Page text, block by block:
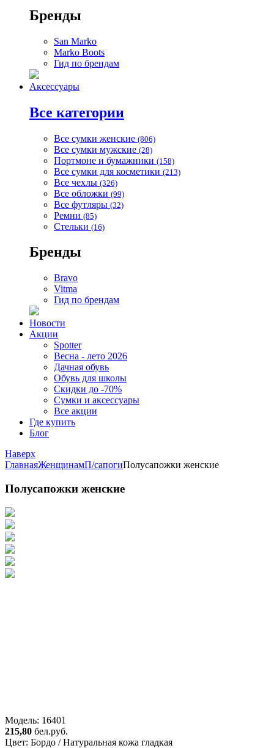
Бренды
San Marko
Marko Boots
Гид по брендам
Аксессуары
Все категории
Все сумки женские (806)
Все сумки мужские (28)
Портмоне и бумажники (158)
Все сумки для косметики (213)
Все чехлы (326)
Все обложки (99)
Все футляры (32)
Ремни (85)
Стельки (16)
Бренды
Bravo
Vitma
Гид по брендам
Новости
Акции
Spotter
Весна - лето 2026
Дачная обувь
Обувь для школы
Скидки до -70%
Сумки и аксессуары
Все акции
Где купить
Блог
Наверх
ГлавнаяЖенщинамП/сапогиПолусапожки женские
Полусапожки женские
Модель: 16401
215,80 бел.руб.
Цвет: Бордо / Натуральная кожа гладкая